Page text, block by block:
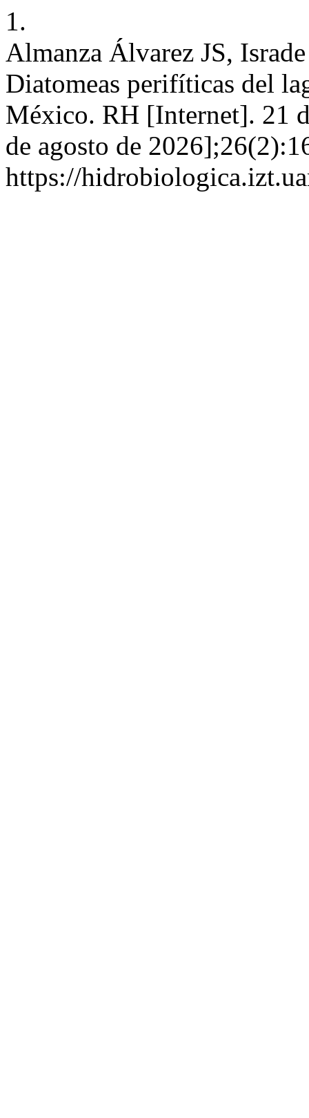
1.
Almanza Álvarez JS,
Diatomeas perifíticas del
México. RH [Internet]. 21
de agosto de
https://